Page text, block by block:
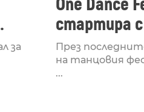
за
One Dance
стартира
Lucid,
рейв
През
на танцовия
...